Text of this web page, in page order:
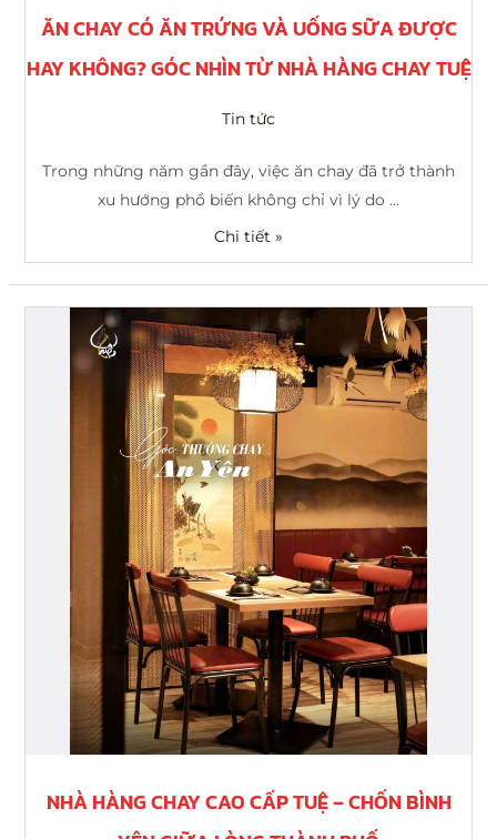
ĂN CHAY CÓ ĂN TRỨNG VÀ UỐNG SỮA ĐƯỢC
HAY KHÔNG? GÓC NHÌN TỪ NHÀ HÀNG CHAY TUỆ
Tin tức
Trong những năm gần đây, việc ăn chay đã trở thành
xu hướng phổ biến không chỉ vì lý do …
Tuệ
Chi tiết »
NHÀ HÀNG CHAY CAO CẤP TUỆ – CHỐN BÌNH
Nhà
Hàng
Chay
Cao
Cấp
Tuệ
–
Chốn
Bình
Yên
Giữa
Lòng
Thành
Phố